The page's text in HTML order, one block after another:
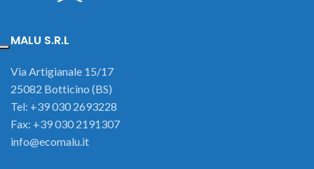
MALU S.R.L
Via Artigianale 15/17
25082 Botticino (BS)
Tel: +39 030 2693228
Fax: +39 030 2191307
info@ecomalu.it